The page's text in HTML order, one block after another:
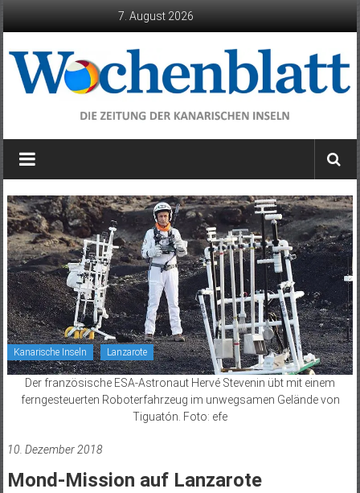
7. August 2026
Wochenblatt
die
der
Kanarischen
Inseln
Kanarische Inseln Lanzarote
Der französische ESA-Astronaut Hervé Stevenin übt mit einem
ferngesteuerten Roboterfahrzeug im unwegsamen Gelände von
Tiguatón. Foto: efe
10. Dezember 2018
Mond-Mission auf Lanzarote